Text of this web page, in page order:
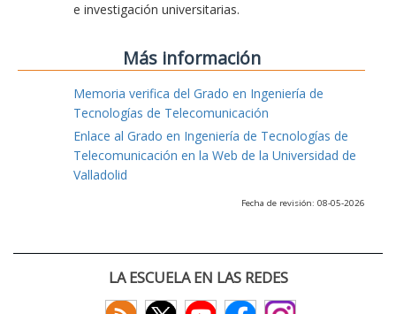
e investigación universitarias.
Más información
Memoria verifica del Grado en Ingeniería de
Tecnologías de Telecomunicación
Enlace al Grado en Ingeniería de Tecnologías de
Telecomunicación en la Web de la Universidad de
Valladolid
Fecha de revisión: 08-05-2026
LA ESCUELA EN LAS REDES